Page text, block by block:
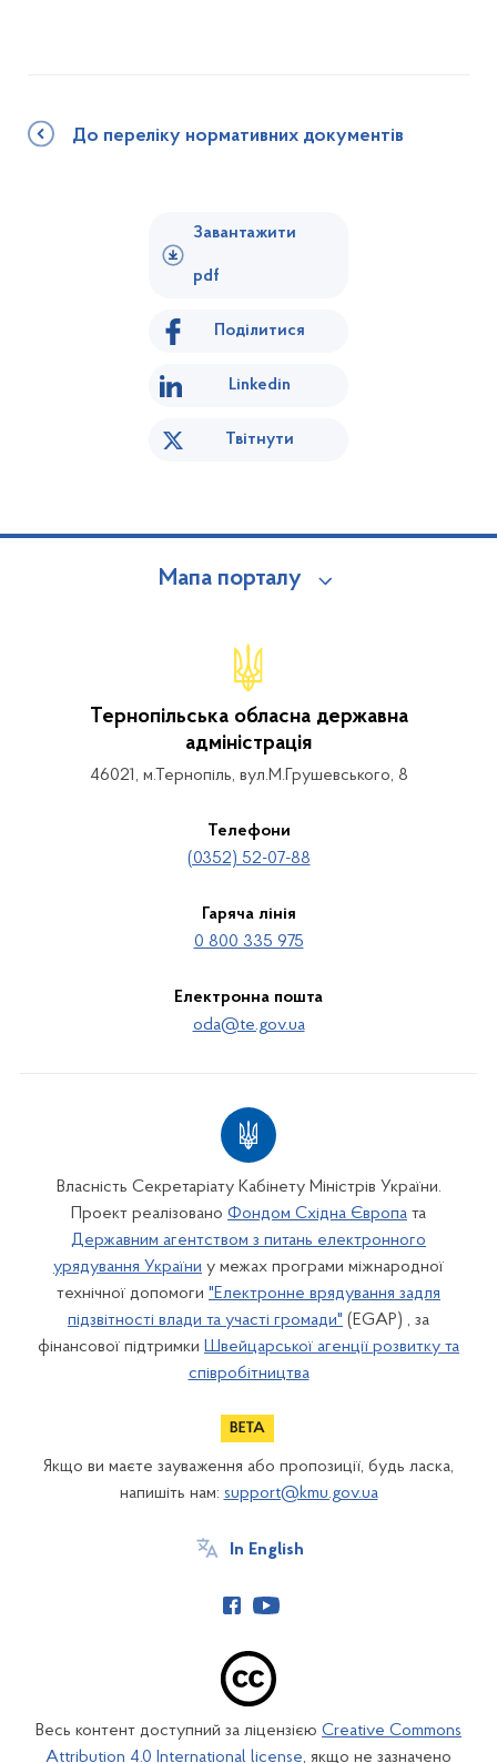
До переліку нормативних документів
Завантажити
pdf
Поділитися
Linkedin
Твітнути
Мапа порталу
Тернопільська обласна державна
адміністрація
46021, м.Тернопіль, вул.М.Грушевського, 8
Телефони
(0352) 52-07-88
Гаряча лінія
0 800 335 975
Електронна пошта
oda@te.gov.ua
Власність Секретаріату Кабінету Міністрів України.
Проект реалізовано Фондом Східна Європа та
Державним агентством з питань електронного
урядування України у межах програми міжнародної
технічної допомоги "Електронне врядування задля
підзвітності влади та участі громади" (EGAP) , за
фінансової підтримки Швейцарської агенції розвитку та
співробітництва
Якщо ви маєте зауваження або пропозиції, будь ласка,
напишіть нам: support@kmu.gov.ua
In English
Весь контент доступний за ліцензією Creative Commons
Attribution 4.0 International license, якщо не зазначено